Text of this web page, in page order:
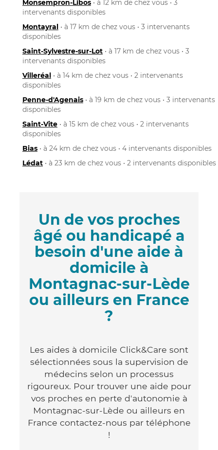
Monsempron-Libos • à 12 km de chez vous • 3
intervenants disponibles
Montayral • à 17 km de chez vous • 3 intervenants
disponibles
Saint-Sylvestre-sur-Lot • à 17 km de chez vous • 3
intervenants disponibles
Villeréal • à 14 km de chez vous • 2 intervenants
disponibles
Penne-d'Agenais • à 19 km de chez vous • 3 intervenants
disponibles
Saint-Vite • à 15 km de chez vous • 2 intervenants
disponibles
Bias • à 24 km de chez vous • 4 intervenants disponibles
Lédat • à 23 km de chez vous • 2 intervenants disponibles
Un de vos proches
âgé ou handicapé a
besoin d'une aide à
domicile à
Montagnac-sur-Lède
ou ailleurs en France
?
Les aides à domicile Click&Care sont
sélectionnées sous la supervision de
médecins selon un processus
rigoureux. Pour trouver une aide pour
vos proches en perte d'autonomie à
Montagnac-sur-Lède ou ailleurs en
France contactez-nous par téléphone
!